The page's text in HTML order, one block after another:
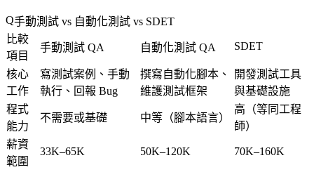
手動測試 vs 自動化測試 vs SDET
比較
項目
手動測試 QA 自動化測試 QA SDET
核心
工作
寫測試案例、手動
執行、回報 Bug
撰寫自動化腳本、
維護測試框架
開發測試工具
與基礎設施
程式
能力
不需要或基礎 中等（腳本語言）
高（等同工程
師）
薪資
範圍
33K–65K 50K–120K 70K–160K